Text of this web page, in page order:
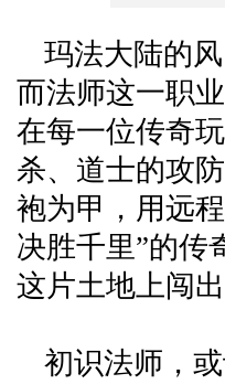
玛法大陆的
而法师这一职
在每一位传奇
杀、道士的攻
袍为甲，用远
决胜千里”的传
这片土地上闯
初识法师，